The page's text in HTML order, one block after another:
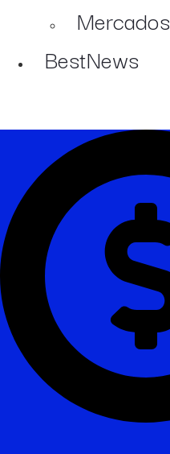
Mercados
BestNews